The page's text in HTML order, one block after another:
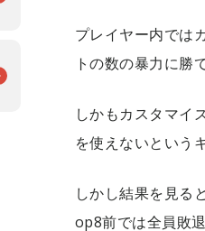
プレイヤー内では
トの数の暴力に勝
しかもカスタマイ
を使えないという
しかし結果を見る
op8前では全員敗